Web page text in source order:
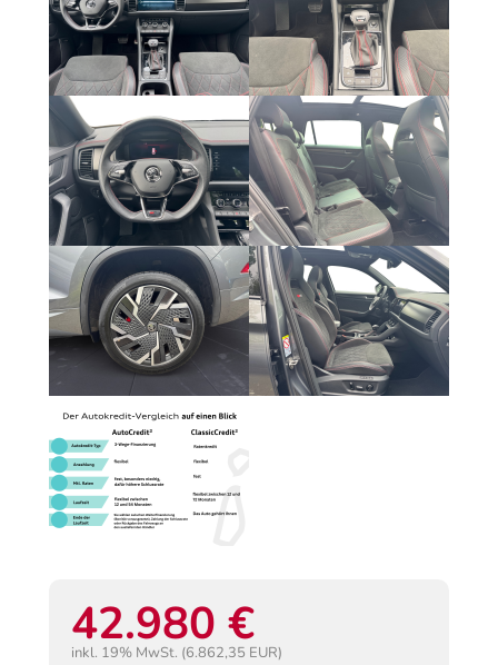
42.980 €
inkl. 19% MwSt. (6.862,35 EUR)